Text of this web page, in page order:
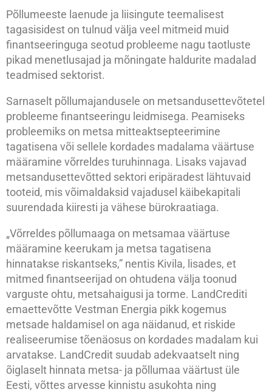
Põllumeeste laenude ja liisingute teemalisest
tagasisidest on tulnud välja veel mitmeid muid
finantseeringuga seotud probleeme nagu taotluste
pikad menetlusajad ja mõningate haldurite madalad
teadmised sektorist.
Sarnaselt põllumajandusele on metsandusettevõtetel
probleeme finantseeringu leidmisega. Peamiseks
probleemiks on metsa mitteaktsepteerimine
tagatisena või sellele kordades madalama väärtuse
määramine võrreldes turuhinnaga. Lisaks vajavad
metsandusettevõtted sektori eripäradest lähtuvaid
tooteid, mis võimaldaksid vajadusel käibekapitali
suurendada kiiresti ja vähese bürokraatiaga.
„Võrreldes põllumaaga on metsamaa väärtuse
määramine keerukam ja metsa tagatisena
hinnatakse riskantseks,” nentis Kivila, lisades, et
mitmed finantseerijad on ohtudena välja toonud
varguste ohtu, metsahaigusi ja torme. LandCrediti
emaettevõtte Vestman Energia pikk kogemus
metsade haldamisel on aga näidanud, et riskide
realiseerumise tõenäosus on kordades madalam kui
arvatakse. LandCredit suudab adekvaatselt ning
õiglaselt hinnata metsa- ja põllumaa väärtust üle
Eesti, võttes arvesse kinnistu asukohta ning